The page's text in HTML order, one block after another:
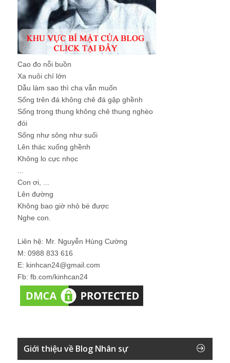
Cao đo nỗi buồn
Xa nuôi chí lớn
Dẫu làm sao thì cha vẫn muốn
Sống trên đá không chê đá gập ghềnh
Sống trong thung không chê thung nghèo
đói
Sống như sông như suối
Lên thác xuống ghềnh
Không lo cực nhọc
Con ơi, ...
Lên đường
Không bao giờ nhỏ bé được
Nghe con.
Liên hệ: Mr. Nguyễn Hùng Cường
M: 0988 833 616
E: kinhcan24@gmail.com
Fb: fb.com/kinhcan24
Giới thiệu về Blog Nhân sự